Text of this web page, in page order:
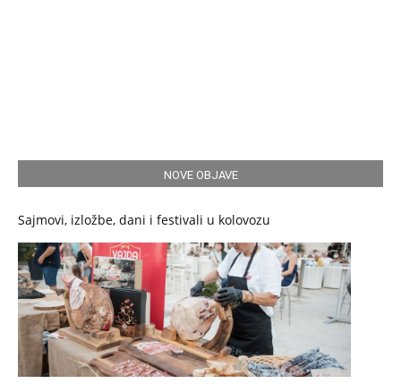
NOVE OBJAVE
Sajmovi, izložbe, dani i festivali u kolovozu